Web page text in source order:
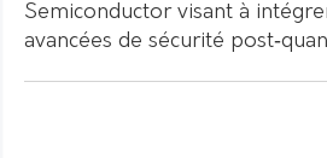
Semiconductor visant à
avancées de sécurité